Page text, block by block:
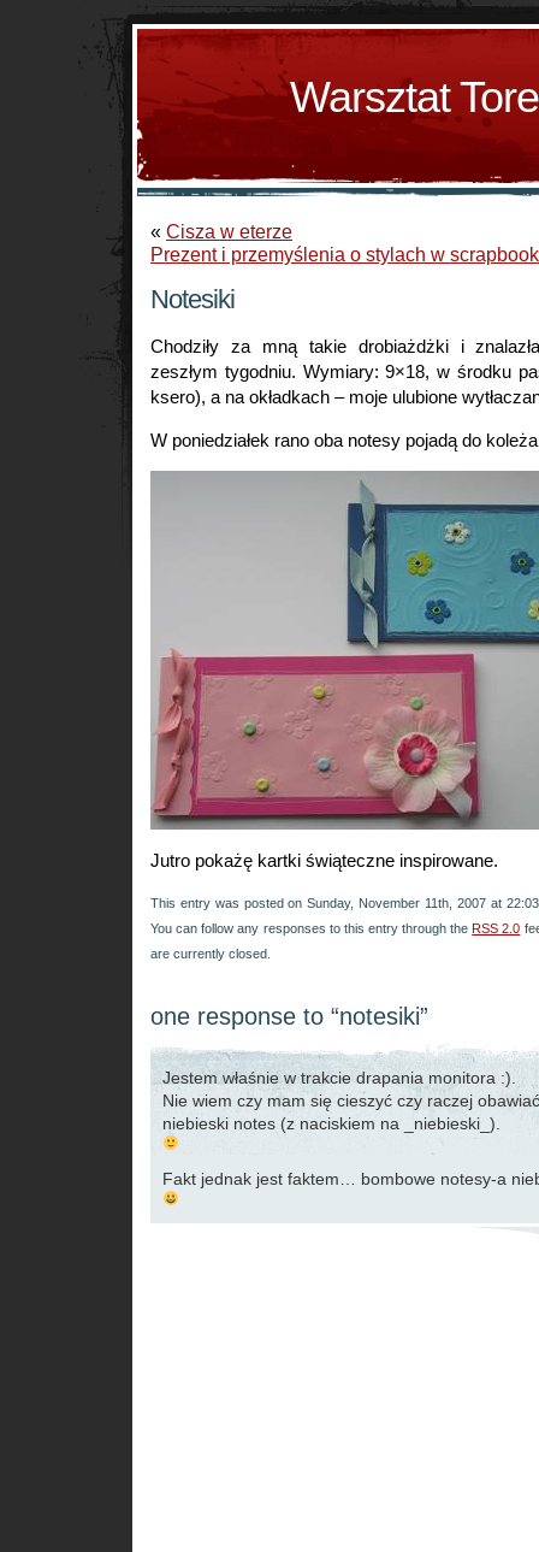
Warsztat
« Cisza w eterze
Prezent i przemyślenia o stylach w
Notesiki
Chodziły za mną takie drobiażdżki i
zeszłym tygodniu. Wymiary: 9×18, w środku
ksero), a na okładkach – moje ulubione
W poniedziałek rano oba notesy pojadą do
Jutro pokażę kartki świąteczne inspirowane.
This entry was posted on Sunday, November 11th, 2007 at
You can follow any responses to this entry through the RSS 2.0
are currently closed.
one response to “notesiki”
Jestem właśnie w trakcie drapania monitora :).
Nie wiem czy mam się cieszyć czy raczej
niebieski notes (z naciskiem na _niebieski_).
Fakt jednak jest faktem… bombowe notesy-a